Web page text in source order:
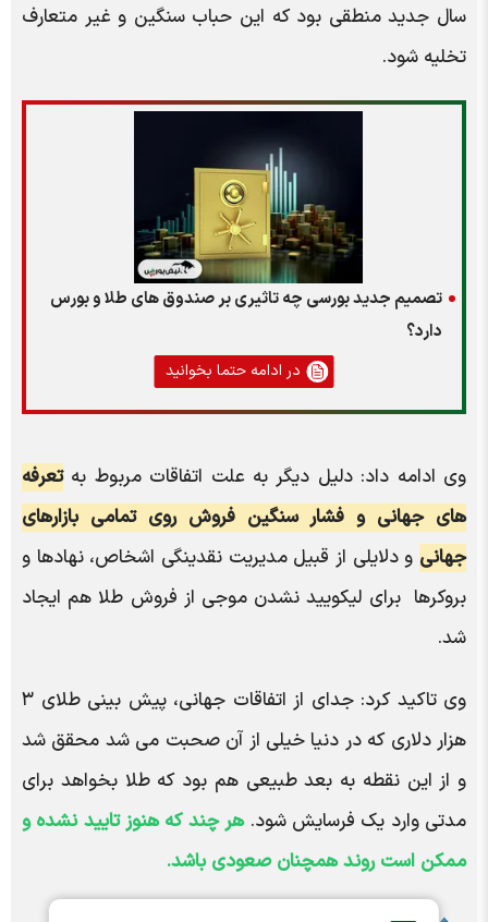
سال جدید منطقی بود که این حباب سنگین و غیر متعارف
تخلیه شود.
تصمیم جدید بورسی چه تاثیری بر صندوق های طلا و بورس
دارد؟
در ادامه حتما بخوانید
وی ادامه داد: دلیل دیگر به علت اتفاقات مربوط بهتعرفه
های جهانی و فشار سنگین فروش روی تمامی بازارهای
جهانی و دلایلی از قبیل مدیریت نقدینگی اشخاص، نهادها و
بروکرها برای لیکویید نشدن موجی از فروش طلا هم ایجاد
شد.
وی تاکید کرد: جدای از اتفاقات جهانی، پیش بینی طلای ۳
هزار دلاری که در دنیا خیلی از آن صحبت می شد محقق شد
و از این نقطه به بعد طبیعی هم بود که طلا بخواهد برای
مدتی وارد یک فرسایش شود.هر چند که هنوز تایید نشده و
ممکن است روند همچنان صعودی باشد.